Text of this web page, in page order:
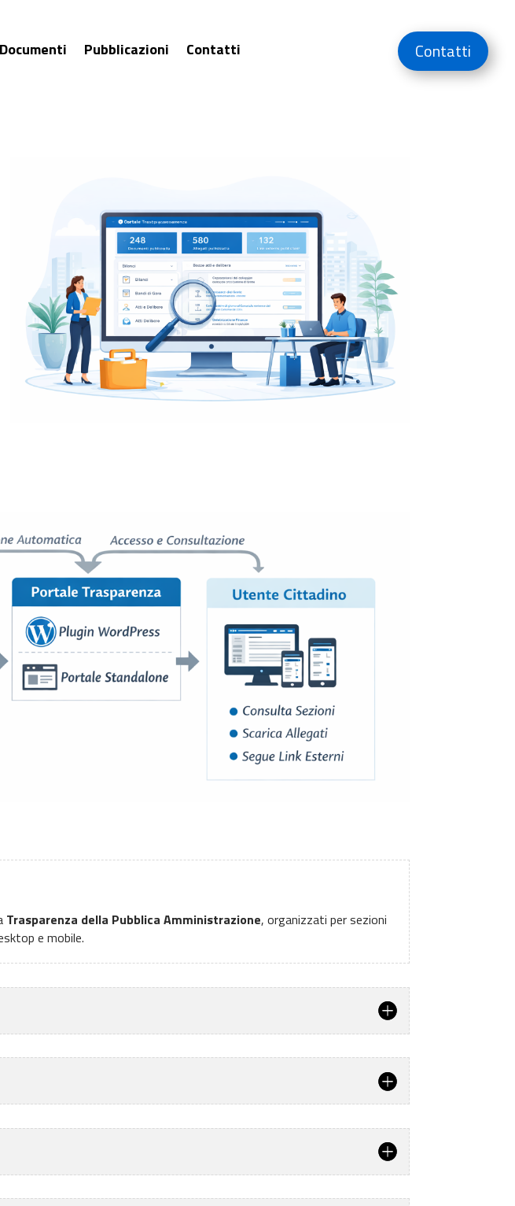
Documenti Pubblicazioni
Contatti
Contatti
Trasparenza della Pubblica Amministrazione, organizzati per sezioni
e mobile.